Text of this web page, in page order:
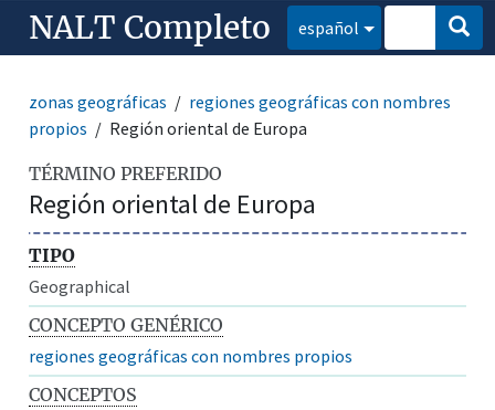
NALT Completo español
zonas geográficas
regiones geográficas con nombres
propios
Región oriental de Europa
TÉRMINO PREFERIDO
Región oriental de Europa
TIPO
Geographical
CONCEPTO GENÉRICO
regiones geográficas con nombres propios
CONCEPTOS